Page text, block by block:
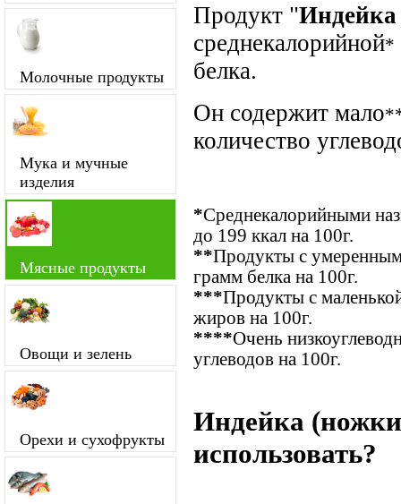
Молочные продукты
Мука и мучные
изделия
Мясные продукты
Овощи и зелень
Орехи и сухофрукты
Продукт "
среднекалорийной*
белка.
Он содержит мало
количество
*Среднекалорийными
до 199 ккал на 100г.
**Продукты с
грамм белка на 100г.
***Продукты с
жиров на 100г.
****Очень
углеводов на 100г.
Индейка
использовать?